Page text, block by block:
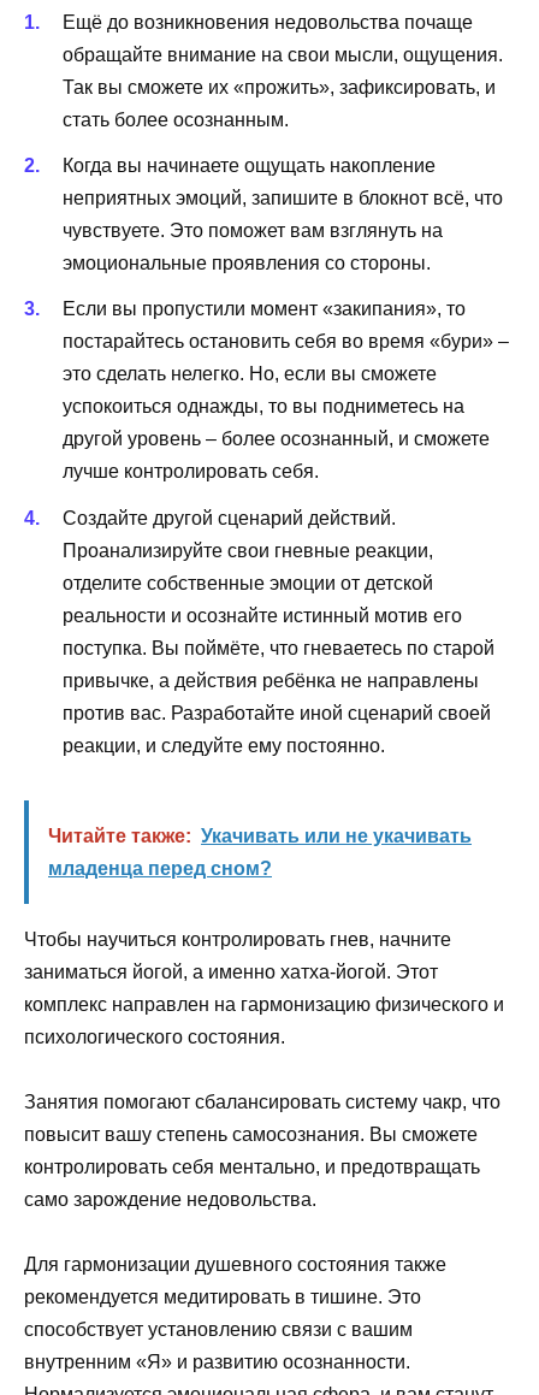
Ещё до возникновения недовольства почаще
обращайте внимание на свои мысли, ощущения.
Так вы сможете их «прожить», зафиксировать, и
стать более осознанным.
Когда вы начинаете ощущать накопление
неприятных эмоций, запишите в блокнот всё, что
чувствуете. Это поможет вам взглянуть на
эмоциональные проявления со стороны.
Если вы пропустили момент «закипания», то
постарайтесь остановить себя во время «бури» –
это сделать нелегко. Но, если вы сможете
успокоиться однажды, то вы подниметесь на
другой уровень – более осознанный, и сможете
лучше контролировать себя.
Создайте другой сценарий действий.
Проанализируйте свои гневные реакции,
отделите собственные эмоции от детской
реальности и осознайте истинный мотив его
поступка. Вы поймёте, что гневаетесь по старой
привычке, а действия ребёнка не направлены
против вас. Разработайте иной сценарий своей
реакции, и следуйте ему постоянно.
Читайте также: Укачивать или не укачивать
младенца перед сном?
Чтобы научиться контролировать гнев, начните
заниматься йогой, а именно хатха-йогой. Этот
комплекс направлен на гармонизацию физического и
психологического состояния.
Занятия помогают сбалансировать систему чакр, что
повысит вашу степень самосознания. Вы сможете
контролировать себя ментально, и предотвращать
само зарождение недовольства.
Для гармонизации душевного состояния также
рекомендуется медитировать в тишине. Это
способствует установлению связи с вашим
внутренним «Я» и развитию осознанности.